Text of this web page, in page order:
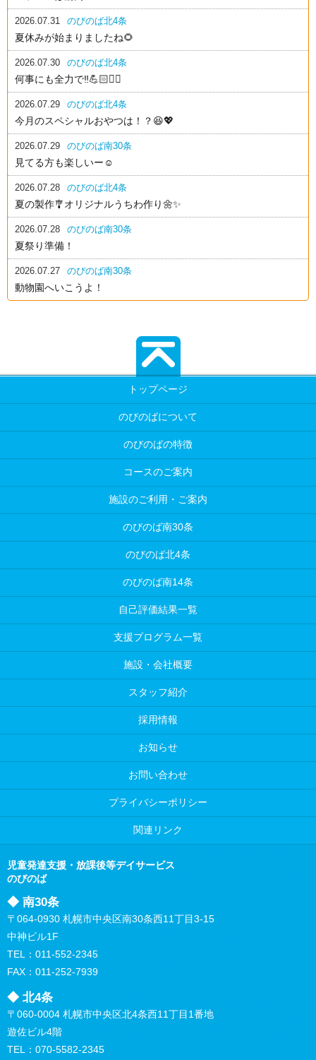
2026.07.31 のびのば北4条
夏休みが始まりましたね🌻
2026.07.30 のびのば北4条
何事にも全力で‼️💪🏻❤️‍🔥
2026.07.29 のびのば北4条
今月のスペシャルおやつは！？😆💖
2026.07.29 のびのば南30条
見てる方も楽しいー☺️
2026.07.28 のびのば北4条
夏の製作🎐オリジナルうちわ作り🌼✨
2026.07.28 のびのば南30条
夏祭り準備！
2026.07.27 のびのば南30条
動物園へいこうよ！
トップページ
のびのばについて
のびのばの特徴
コースのご案内
施設のご利用・ご案内
のびのば南30条
のびのば北4条
のびのば南14条
自己評価結果一覧
支援プログラム一覧
施設・会社概要
スタッフ紹介
採用情報
お知らせ
お問い合わせ
プライバシーポリシー
関連リンク
児童発達支援・放課後等デイサービス
のびのば
◆ 南30条
〒064-0930 札幌市中央区南30条西11丁目3-15
中神ビル1F
TEL：011-552-2345
FAX：011-252-7939
◆ 北4条
〒060-0004 札幌市中央区北4条西11丁目1番地
遊佐ビル4階
TEL：070-5582-2345